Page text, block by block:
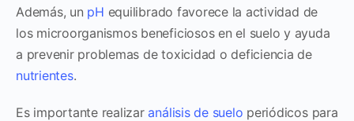
Además, un pH equilibrado favorece la actividad de
los microorganismos beneficiosos en el suelo y ayuda
a prevenir problemas de toxicidad o deficiencia de
nutrientes.
Es importante realizaranálisis de suelo periódicos para